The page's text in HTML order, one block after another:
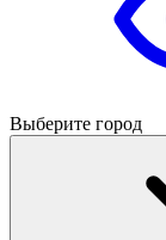
Выберите город